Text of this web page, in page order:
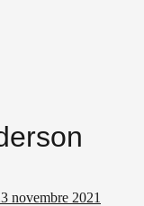
novembre 2021